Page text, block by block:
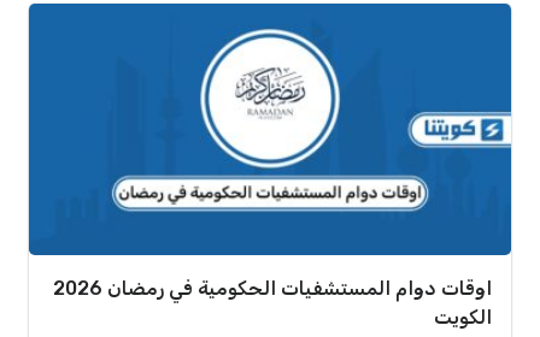
اوقات دوام المستشفيات الحكومية في رمضان 2026
الكويت